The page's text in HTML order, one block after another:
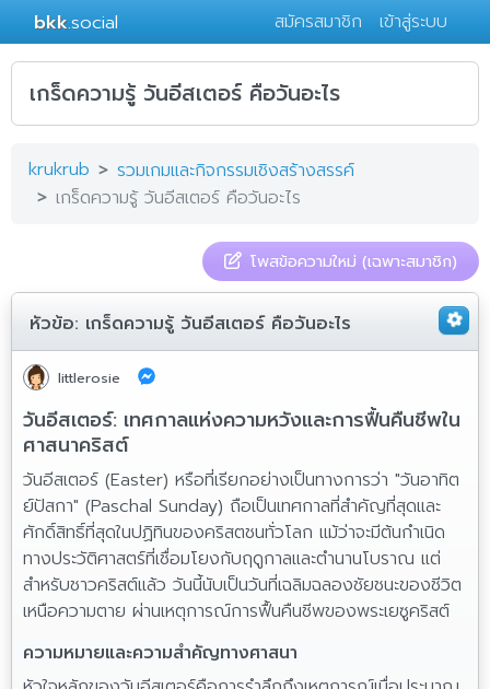
bkk.social สมัครสมาชิก เข้าสู่ระบบ
เกร็ดความรู้ วันอีสเตอร์ คือวันอะไร
krukrub
รวมเกมและกิจกรรมเชิงสร้างสรรค์
เกร็ดความรู้ วันอีสเตอร์ คือวันอะไร
โพสข้อความใหม่ (เฉพาะสมาชิก)
หัวข้อ: เกร็ดความรู้ วันอีสเตอร์ คือวันอะไร
littlerosie
วันอีสเตอร์: เทศกาลแห่งความหวังและการฟื้นคืนชีพใน
ศาสนาคริสต์
วันอีสเตอร์ (Easter) หรือที่เรียกอย่างเป็นทางการว่า "วันอาทิต
ย์ปัสกา" (Paschal Sunday) ถือเป็นเทศกาลที่สำคัญที่สุดและ
ศักดิ์สิทธิ์ที่สุดในปฏิทินของคริสตชนทั่วโลก แม้ว่าจะมีต้นกำเนิด
ทางประวัติศาสตร์ที่เชื่อมโยงกับฤดูกาลและตำนานโบราณ แต่
สำหรับชาวคริสต์แล้ว วันนี้นับเป็นวันที่เฉลิมฉลองชัยชนะของชีวิต
เหนือความตาย ผ่านเหตุการณ์การฟื้นคืนชีพของพระเยซูคริสต์
ความหมายและความสำคัญทางศาสนา